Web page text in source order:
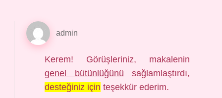
admin
Kerem! Görüşleriniz, makalenin
genel bütünlüğünü sağlamlaştırdı,
desteğiniz için teşekkür ederim.